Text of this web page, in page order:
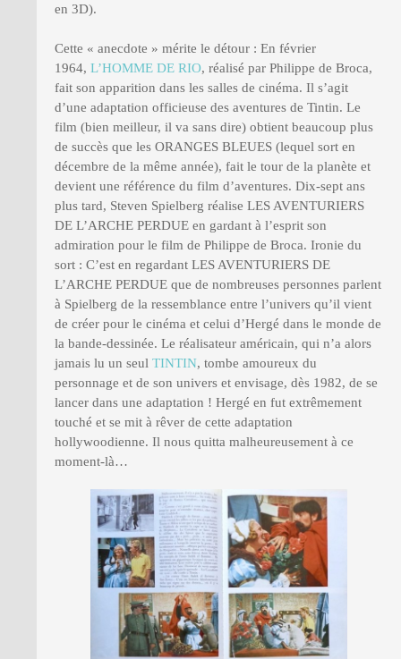
en 3D).
Cette « anecdote » mérite le détour : En février
1964, L’HOMME DE RIO, réalisé par Philippe de Broca,
fait son apparition dans les salles de cinéma. Il s’agit
d’une adaptation officieuse des aventures de Tintin. Le
film (bien meilleur, il va sans dire) obtient beaucoup plus
de succès que les ORANGES BLEUES (lequel sort en
décembre de la même année), fait le tour de la planète et
devient une référence du film d’aventures. Dix-sept ans
plus tard, Steven Spielberg réalise LES AVENTURIERS
DE L’ARCHE PERDUE en gardant à l’esprit son
admiration pour le film de Philippe de Broca. Ironie du
sort : C’est en regardant LES AVENTURIERS DE
L’ARCHE PERDUE que de nombreuses personnes parlent
à Spielberg de la ressemblance entre l’univers qu’il vient
de créer pour le cinéma et celui d’Hergé dans le monde de
la bande-dessinée. Le réalisateur américain, qui n’a alors
jamais lu un seul TINTIN, tombe amoureux du
personnage et de son univers et envisage, dès 1982, de se
lancer dans une adaptation ! Hergé en fut extrêmement
touché et se mit à rêver de cette adaptation
hollywoodienne. Il nous quitta malheureusement à ce
moment-là…